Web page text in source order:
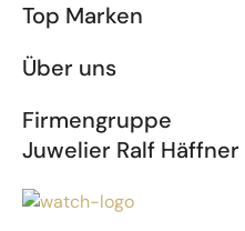
Top Marken
Über uns
Firmengruppe
Juwelier Ralf Häffner